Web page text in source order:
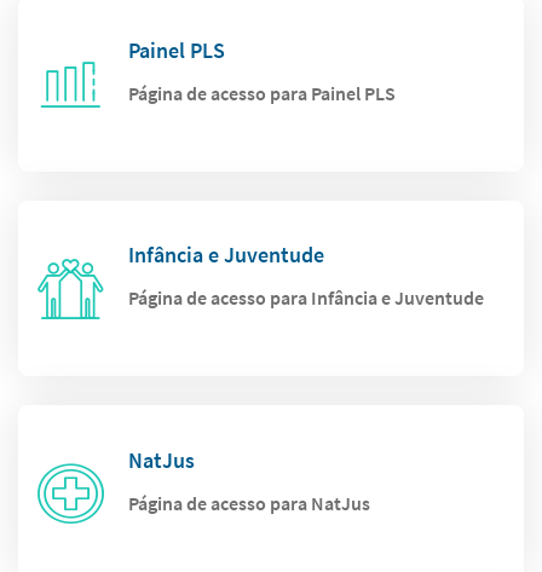
Painel PLS
Página de acesso para Painel PLS
Infância e Juventude
Página de acesso para Infância e Juventude
NatJus
Página de acesso para NatJus